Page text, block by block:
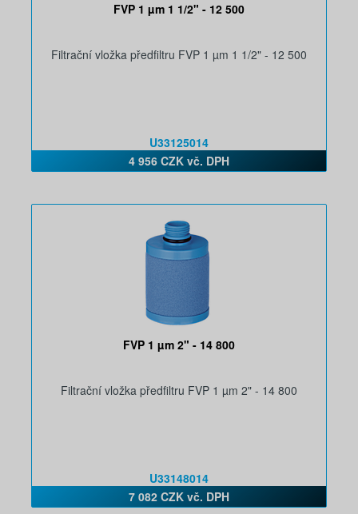
FVP 1 µm 1 1/2" - 12 500
Filtrační vložka předfiltru FVP 1 µm 1 1/2" - 12 500
U33125014
4 956 CZK vč. DPH
FVP 1 µm 2" - 14 800
Filtrační vložka předfiltru FVP 1 µm 2" - 14 800
U33148014
7 082 CZK vč. DPH